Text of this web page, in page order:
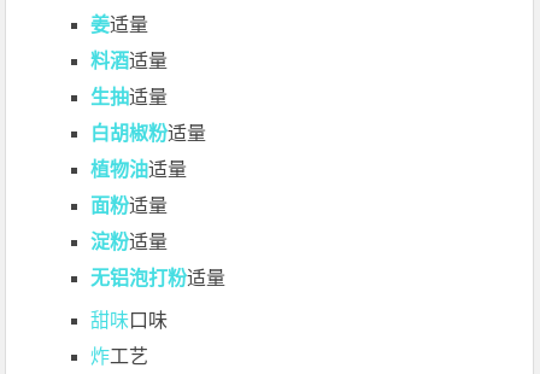
姜适量
料酒适量
生抽适量
白胡椒粉适量
植物油适量
面粉适量
淀粉适量
无铝泡打粉适量
甜味口味
炸工艺